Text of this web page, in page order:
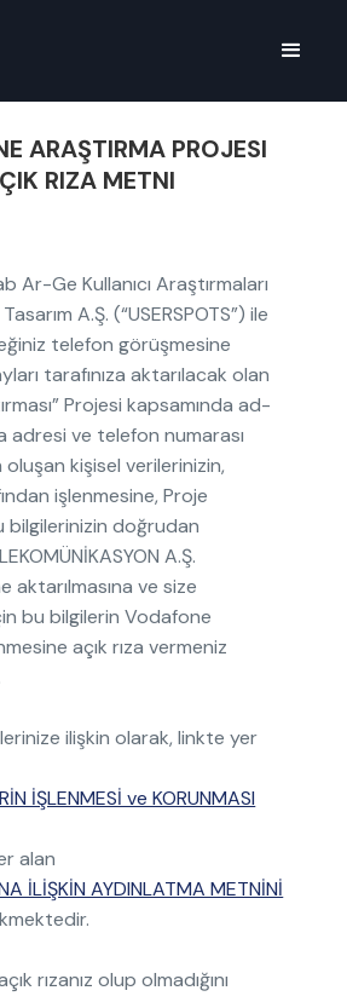
ARAŞTIRMA PROJESI
RIZA METNI
Ar-Ge Kullanıcı Araştırmaları
A.Ş. (“USERSPOTS”) ile
telefon görüşmesine
tarafınıza aktarılacak olan
Projesi kapsamında ad-
ve telefon numarası
kişisel verilerinizin,
işlenmesine, Proje
bilgilerinizin doğrudan
A.Ş.
aktarılmasına ve size
bu bilgilerin Vodafone
açık rıza vermeniz
ilişkin olarak, linkte yer
İŞLENMESİ ve KORUNMASI
alan
İLİŞKİN AYDINLATMA METNİNİ
rızanız olup olmadığını